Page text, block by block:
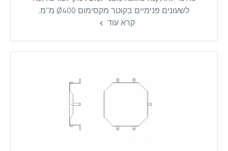
לשעונים פנימיים בקוטר מקסימום Ø400 מ"מ.
קרא עוד